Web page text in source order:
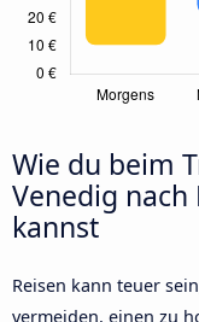
Wie du beim
Venedig
kannst
Reisen kann teuer
vermeiden, einen zu